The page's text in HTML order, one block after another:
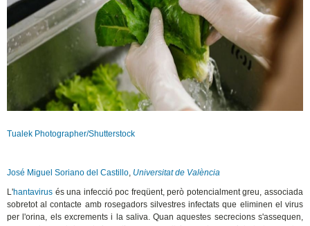
Tualek Photographer/Shutterstock
José Miguel Soriano del Castillo, Universitat de València
L'hantavirus és una infecció poc freqüent, però potencialment greu, associada
sobretot al contacte amb rosegadors silvestres infectats que eliminen el virus
per l'orina, els excrements i la saliva. Quan aquestes secrecions s'assequen,